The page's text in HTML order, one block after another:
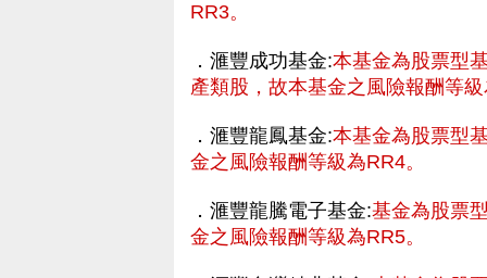
RR3。
．滙豐成功基金:本基金為股票型
產類股，故本基金之風險報酬等
．滙豐龍鳳基金:本基金為股票型
金之風險報酬等級為RR4。
．滙豐龍騰電子基金:基金為股票
金之風險報酬等級為RR5。